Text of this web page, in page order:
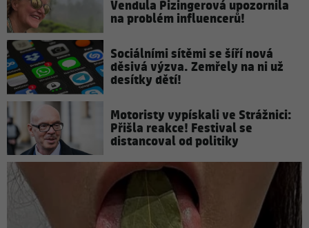
Vendula Pizingerová upozornila
na problém influencerů!
Sociálními sítěmi se šíří nová
děsivá výzva. Zemřely na ni už
desítky dětí!
Motoristy vypískali ve Strážnici:
Přišla reakce! Festival se
distancoval od politiky